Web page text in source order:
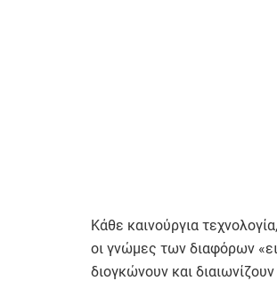
Κάθε καινούργια
οι γνώμες των διαφόρων
διογκώνουν και